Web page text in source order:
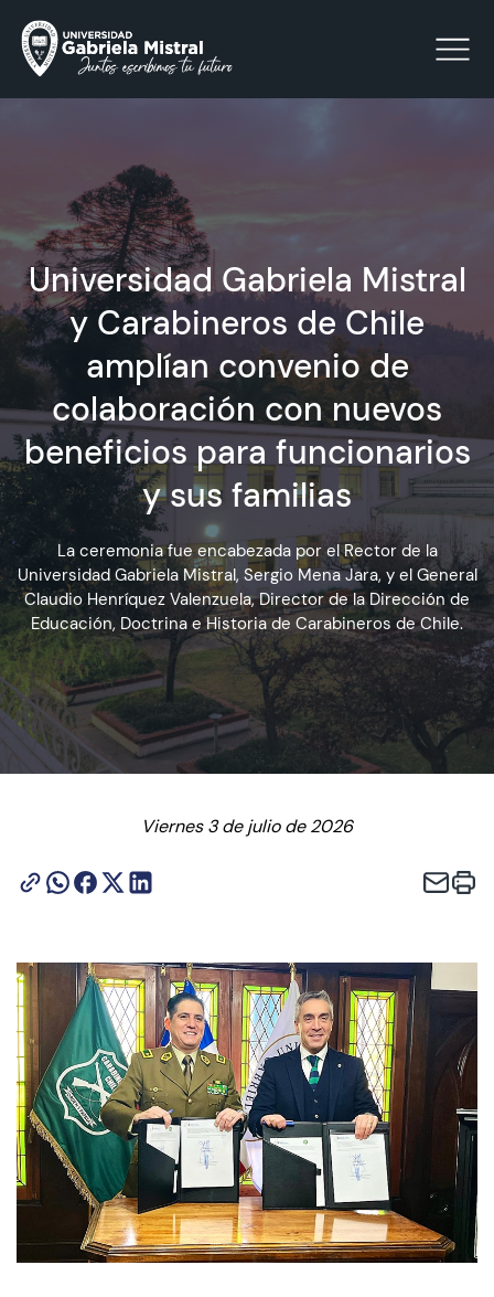
La Universidad
Facultades y Escuelas
Vinculación con el Medio
Investigación
Acreditación
Admisión
Dirección de Desarrollo Estudiantil
Becas y Beneficios
Estudiantes
Biblioteca
Language Center
CIEO
Contacto y Horarios
modo claro
Universidad Gabriela Mistral
y Carabineros de Chile
amplían convenio de
colaboración con nuevos
beneficios para funcionarios
y sus familias
La ceremonia fue encabezada por el Rector de la
Universidad Gabriela Mistral, Sergio Mena Jara, y el General
Claudio Henríquez Valenzuela, Director de la Dirección de
Educación, Doctrina e Historia de Carabineros de Chile.
Viernes 3 de julio de 2026